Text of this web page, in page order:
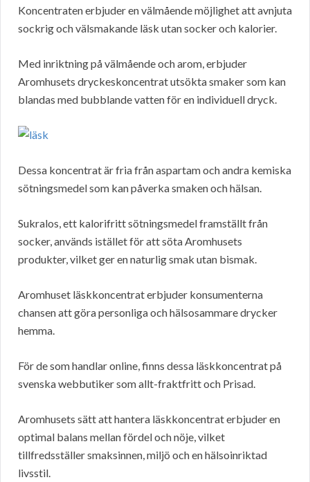
Koncentraten erbjuder en välmående möjlighet att avnjuta
sockrig och välsmakande läsk utan socker och kalorier.
Med inriktning på välmående och arom, erbjuder
Aromhusets dryckeskoncentrat utsökta smaker som kan
blandas med bubblande vatten för en individuell dryck.
Dessa koncentrat är fria från aspartam och andra kemiska
sötningsmedel som kan påverka smaken och hälsan.
Sukralos, ett kalorifritt sötningsmedel framställt från
socker, används istället för att söta Aromhusets
produkter, vilket ger en naturlig smak utan bismak.
Aromhuset läskkoncentrat erbjuder konsumenterna
chansen att göra personliga och hälsosammare drycker
hemma.
För de som handlar online, finns dessa läskkoncentrat på
svenska webbutiker som allt-fraktfritt och Prisad.
Aromhusets sätt att hantera läskkoncentrat erbjuder en
optimal balans mellan fördel och nöje, vilket
tillfredsställer smaksinnen, miljö och en hälsoinriktad
livsstil.